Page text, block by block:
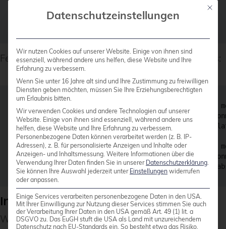
Fehlgeschlagene Validierungen sehen wie folgt aus:
demo@85c63b50bfa3:~$ bin/puppet apply --
Notice: Compiled catalog for 85c63b50bfa3 in
Error: Parameter path failed on File_llmethod[./
demo@85c63b50bfa3:~$ bin/puppet apply --
Notice: Compiled catalog for 85c63b50bfa3 in
Inhalts-Prüfsummen
Wir überschreibenchange_to_s
, damit
Mit
Datenschutzeinstellungen
Wir nutzen Cookies auf unserer Website. Einige von ihnen sind
essenziell, während andere uns helfen, diese Website und Ihre
Erfahrung zu verbessern.
Wenn Sie unter 16 Jahre alt sind und Ihre Zustimmung zu freiwilligen
Diensten geben möchten, müssen Sie Ihre Erziehungsberechtigten
um Erlaubnis bitten.
Wir verwenden Cookies und andere Technologien auf unserer
Website. Einige von ihnen sind essenziell, während andere uns
helfen, diese Website und Ihre Erfahrung zu verbessern.
Personenbezogene Daten können verarbeitet werden (z. B. IP-
Adressen), z. B. für personalisierte Anzeigen und Inhalte oder
Anzeigen- und Inhaltsmessung. Weitere Informationen über die
Verwendung Ihrer Daten finden Sie in unserer Datenschutzerklärung.
Sie können Ihre Auswahl jederzeit unter Einstellungen widerrufen
oder anpassen.
Einige Services verarbeiten personenbezogene Daten in den USA.
Mit Ihrer Einwilligung zur Nutzung dieser Services stimmen Sie auch
der Verarbeitung Ihrer Daten in den USA gemäß Art. 49 (1) lit. a
DSGVO zu. Das EuGH stuft die USA als Land mit unzureichendem
Datenschutz nach EU-Standards ein. So besteht etwa das Risiko,